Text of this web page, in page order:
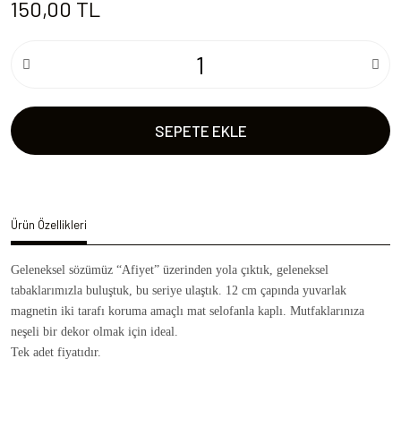
150,00 TL
SEPETE EKLE
Ürün Özellikleri
Geleneksel sözümüz “Afiyet” üzerinden yola çıktık, geleneksel
tabaklarımızla buluştuk, bu seriye ulaştık. 12 cm çapında yuvarlak
magnetin iki tarafı koruma amaçlı mat selofanla kaplı. Mutfaklarınıza
neşeli bir dekor olmak için ideal.
Tek adet fiyatıdır.